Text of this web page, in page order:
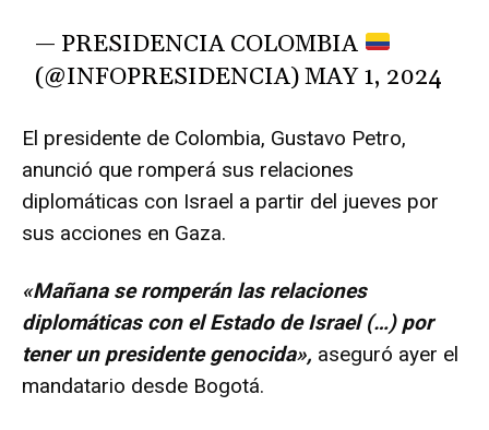
— PRESIDENCIA COLOMBIA
(@INFOPRESIDENCIA)MAY 1, 2024
El presidente de Colombia, Gustavo Petro,
anunció que romperá sus relaciones
diplomáticas con Israel a partir del jueves por
sus acciones en Gaza.
«Mañana se romperán las relaciones
diplomáticas con el Estado de Israel (…) por
tener un presidente genocida», aseguró ayer el
mandatario desde Bogotá.